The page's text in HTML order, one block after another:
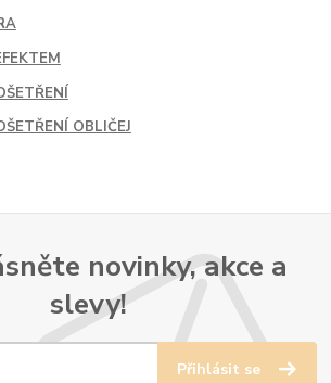
OBLIČEJ
novinky, akce a
slevy!
Přihlásit se